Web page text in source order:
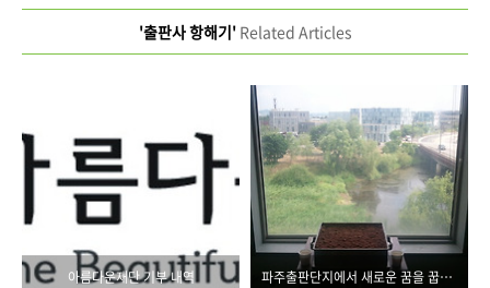
'출판사 항해기'Related Articles
아름다운재단 기부 내역 파주출판단지에서 새로운 꿈을 꿉니다!